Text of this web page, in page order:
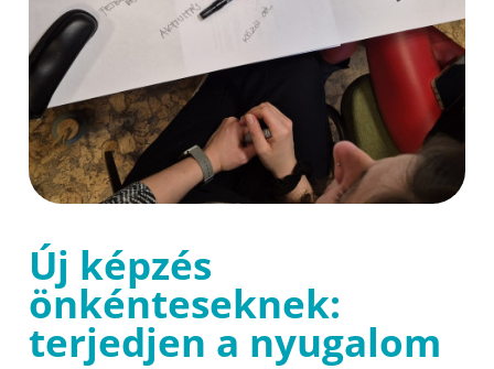
Új képzés
önkénteseknek:
terjedjen a nyugalom